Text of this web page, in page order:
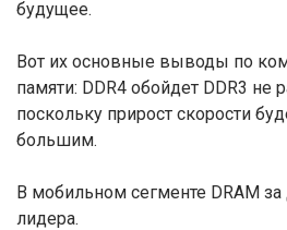
будущее.
Вот их основные выводы по
памяти: DDR4 обойдет DDR3 не
поскольку прирост скорости
большим.
В мобильном сегменте DRAM
лидера.